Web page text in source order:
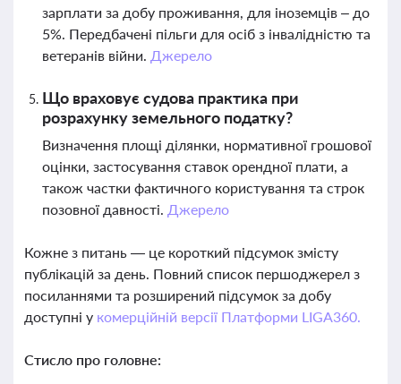
зарплати за добу проживання, для іноземців – до
5%. Передбачені пільги для осіб з інвалідністю та
ветеранів війни. Джерело
Що враховує судова практика при
розрахунку земельного податку?
Визначення площі ділянки, нормативної грошової
оцінки, застосування ставок орендної плати, а
також частки фактичного користування та строк
позовної давності. Джерело
Кожне з питань — це короткий підсумок змісту
публікацій за день. Повний список першоджерел з
посиланнями та розширений підсумок за добу
доступні у комерційній версії Платформи LIGA360.
Стисло про головне: